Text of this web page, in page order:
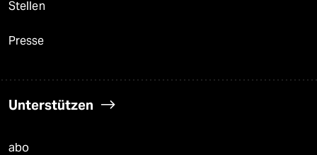
Stellen
Presse
Unterstützen
abo